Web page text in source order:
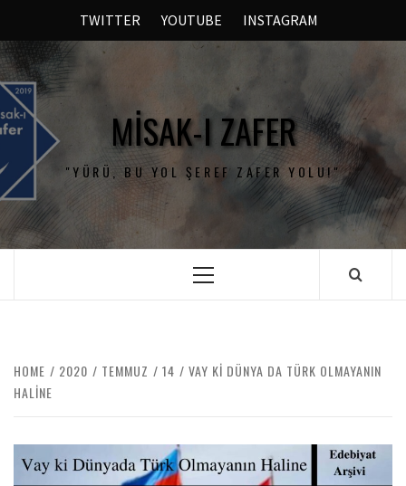
TWITTER YOUTUBE INSTAGRAM
MISAK-I ZAFER
"YÜRÜ, BU YOL ŞEREF ZAFER YOLU!"
HOME 2020 TEMMUZ 14
VAY KI DÜNYA DA TÜRK OLMAYANIN
HALINE